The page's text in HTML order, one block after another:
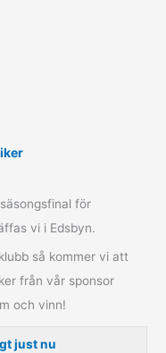
för
vi i Edsbyn.
så kommer vi att
från vår sponsor
och vinn!
just nu